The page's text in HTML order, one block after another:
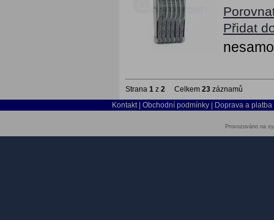
Přidat
Strana 1 z 2 Celkem 23 záznamů
Kontakt
Obchodní podmínky Doprava a platba
Provozováno na